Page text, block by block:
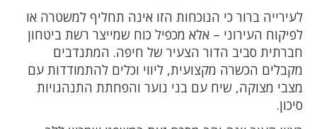
לעירייה ברור כי הנוכחות הזו אינה תחליף למשטרה או
לפיקוח העירוני – אלא מכפיל כוח שמייצר רשת ביטחון
חברתית סביב הדור הצעיר של חיפה. המתנדבים
מקבלים הכשרה מקצועית, ליווי וכלים להתמודדות עם
מצבי מצוקה, שיח עם בני נוער והפחתת התנהגויות
סיכון.